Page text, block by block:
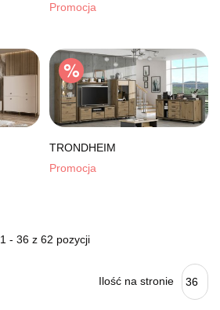
Promocja
TRONDHEIM
Promocja
1 - 36 z 62 pozycji
Ilość na stronie 36